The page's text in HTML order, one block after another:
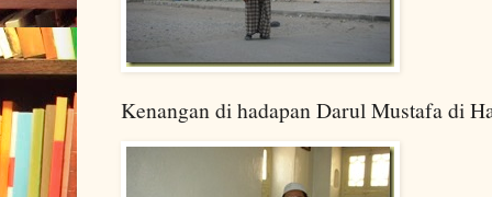
Kenangan di hadapan Darul Mustafa di